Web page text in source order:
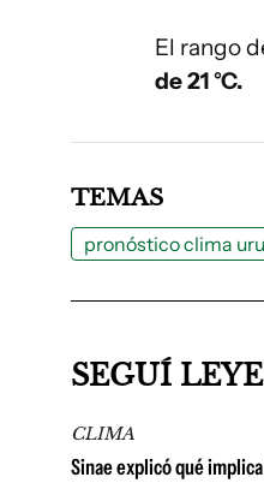
El rango
de 21 °C.
TEMAS
pronóstico clima
SEGUÍ
CLIMA
Sinae explicó qué implica